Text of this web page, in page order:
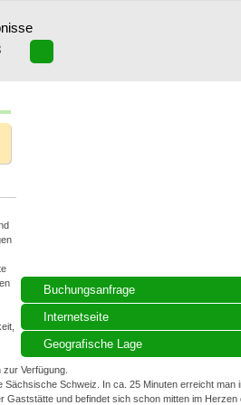
Buchungsanfrage
Internetseite
Geografische Lage
Verfügung.
Schweiz. In ca. 25 Minuten erreicht man
Gaststätte und befindet sich schon mitten im Herzen